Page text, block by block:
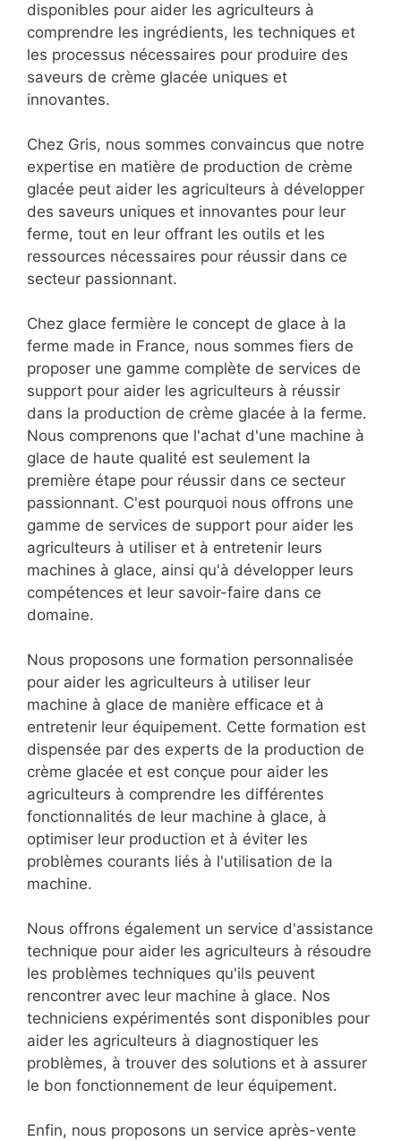
disponibles pour aider les agriculteurs à
comprendre les ingrédients, les techniques et
les processus nécessaires pour produire des
saveurs de crème glacée uniques et
innovantes.
Chez Gris, nous sommes convaincus que notre
expertise en matière de production de crème
glacée peut aider les agriculteurs à développer
des saveurs uniques et innovantes pour leur
ferme, tout en leur offrant les outils et les
ressources nécessaires pour réussir dans ce
secteur passionnant.
Chez glace fermière le concept de glace à la
ferme made in France, nous sommes fiers de
proposer une gamme complète de services de
support pour aider les agriculteurs à réussir
dans la production de crème glacée à la ferme.
Nous comprenons que l'achat d'une machine à
glace de haute qualité est seulement la
première étape pour réussir dans ce secteur
passionnant. C'est pourquoi nous offrons une
gamme de services de support pour aider les
agriculteurs à utiliser et à entretenir leurs
machines à glace, ainsi qu'à développer leurs
compétences et leur savoir-faire dans ce
domaine.
Nous proposons une formation personnalisée
pour aider les agriculteurs à utiliser leur
machine à glace de manière efficace et à
entretenir leur équipement. Cette formation est
dispensée par des experts de la production de
crème glacée et est conçue pour aider les
agriculteurs à comprendre les différentes
fonctionnalités de leur machine à glace, à
optimiser leur production et à éviter les
problèmes courants liés à l'utilisation de la
machine.
Nous offrons également un service d'assistance
technique pour aider les agriculteurs à résoudre
les problèmes techniques qu'ils peuvent
rencontrer avec leur machine à glace. Nos
techniciens expérimentés sont disponibles pour
aider les agriculteurs à diagnostiquer les
problèmes, à trouver des solutions et à assurer
le bon fonctionnement de leur équipement.
Enfin, nous proposons un service après-vente